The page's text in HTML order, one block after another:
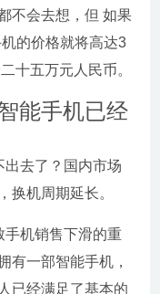
不会去想，但 如果
的价格就将高达3
十五万元人民币。
能手机已经
出去了？国内市场
换机周期延长。
手机销售下滑的重
有一部智能手机，
已经满足了基本的